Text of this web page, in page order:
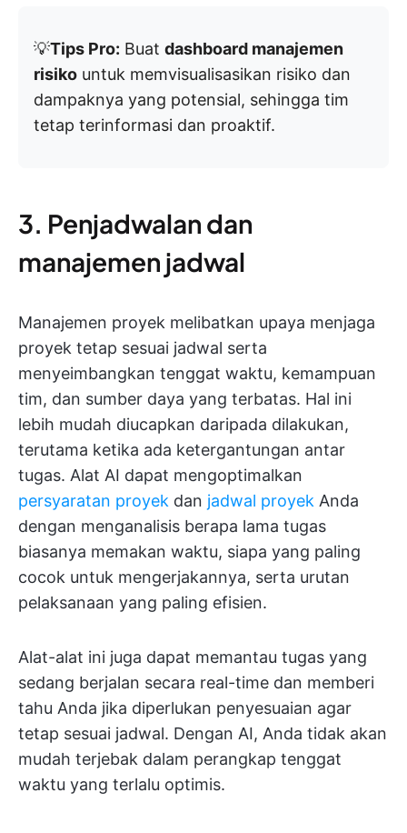
💡Tips Pro: Buat dashboard manajemen
risiko untuk memvisualisasikan risiko dan
dampaknya yang potensial, sehingga tim
tetap terinformasi dan proaktif.
3. Penjadwalan dan
manajemen jadwal
Manajemen proyek melibatkan upaya menjaga
proyek tetap sesuai jadwal serta
menyeimbangkan tenggat waktu, kemampuan
tim, dan sumber daya yang terbatas. Hal ini
lebih mudah diucapkan daripada dilakukan,
terutama ketika ada ketergantungan antar
tugas. Alat AI dapat mengoptimalkan
persyaratan proyek dan jadwal proyek Anda
dengan menganalisis berapa lama tugas
biasanya memakan waktu, siapa yang paling
cocok untuk mengerjakannya, serta urutan
pelaksanaan yang paling efisien.
Alat-alat ini juga dapat memantau tugas yang
sedang berjalan secara real-time dan memberi
tahu Anda jika diperlukan penyesuaian agar
tetap sesuai jadwal. Dengan AI, Anda tidak akan
mudah terjebak dalam perangkap tenggat
waktu yang terlalu optimis.